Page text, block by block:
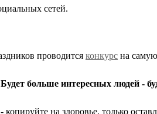
сетей.
проводится конкурс на
больше интересных людей -
на здоровье, только